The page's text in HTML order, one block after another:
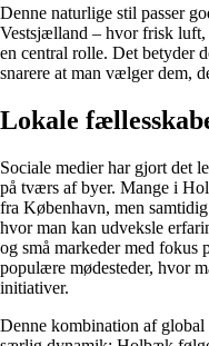
Denne naturlige stil passer
Vestsjælland – hvor frisk
en central rolle. Det betyder
snarere at man vælger dem,
Lokale
Sociale medier har gjort det
på tværs af byer. Mange i
fra København, men
hvor man kan udveksle
og små markeder med fokus
populære mødesteder, hvor
initiativer.
Denne kombination af